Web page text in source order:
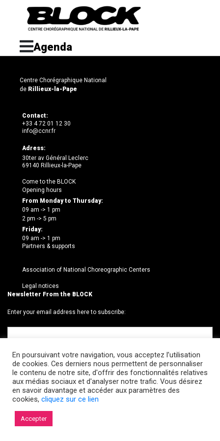
Agenda
Centre Chorégraphique National
de Rillieux-la-Pape
Contact:
+33 4 72 01 12 30
info@ccnr.fr
Adress:
30ter av Général Leclerc
69140 Rillieux-la-Pape
Come to the BLOCK
Opening hours
From Monday to Thursday:
09 am -> 1 pm
2 pm -> 5 pm
Friday:
09 am -> 1 pm
Partners & supports
Association of National Choreographic Centers
Legal notices
Newsletter From the BLOCK
Enter your email address here to subscribe:
© 2026 Le BLOCK · CCNR. Tous droits réservés.
En poursuivant votre navigation, vous acceptez l’utilisation
de cookies. Ces derniers nous permettent de personnaliser
le contenu de notre site, d'offrir des fonctionnalités relatives
aux médias sociaux et d'analyser notre trafic. Vous désirez
en savoir davantage et accéder aux paramètres des
cookies, cliquez sur ce lien
Accepter